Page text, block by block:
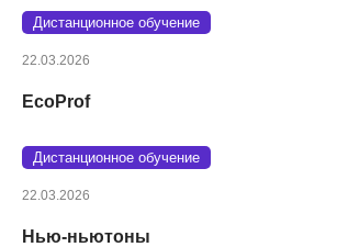
Дистанционное обучение
22.03.2026
EcoProf
Дистанционное обучение
22.03.2026
Нью-ньютоны